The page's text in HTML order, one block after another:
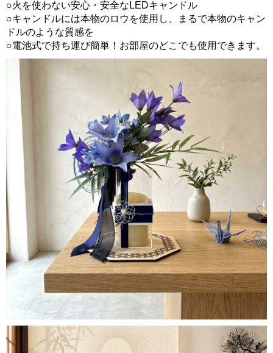
○火を使わない安心・安全なLEDキャンドル
○キャンドルには本物のロウを使用し、まるで本物のキャン
ドルのような質感を
○電池式で持ち運び簡単！お部屋のどこでも使用できます。